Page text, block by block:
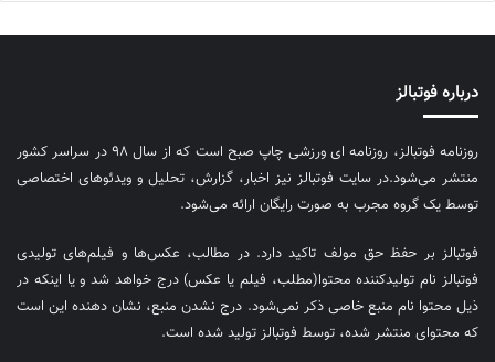
درباره فوتبالز
روزنامه فوتبالز، روزنامه ای ورزشی چاپ صبح است که از سال ۹۸ در سراسر کشور
منتشر می‌شود.در سایت فوتبالز نیز اخبار، گزارش، تحلیل و ویدئوهای اختصاصی
توسط یک گروه مجرب به صورت رایگان ارائه می‌شود.
فوتبالز بر حفظ حق مولف تاکید دارد. در مطالب، عکس‌ها و فیلم‌های تولیدی
فوتبالز نام تولیدکننده محتوا(مطلب، فیلم یا عکس) درج خواهد شد و یا اینکه در
ذیل محتوا نام منبع خاصی ذکر نمی‌‎شود. درج نشدن منبع، نشان دهنده این است
که محتوای منتشر شده، توسط فوتبالز تولید شده است.